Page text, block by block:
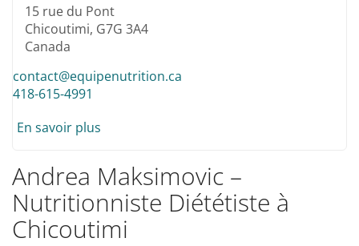
15 rue du Pont
Chicoutimi, G7G 3A4
Canada
contact@equipenutrition.ca
418-615-4991
En savoir plus
Andrea Maksimovic –
Nutritionniste Diététiste à
Chicoutimi